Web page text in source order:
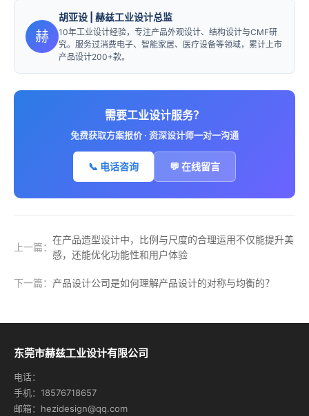
赫
胡亚设 | 赫兹工业设计总监
10年工业设计经验，专注产品外观设计、结构设计与CMF研
究。服务过消费电子、智能家居、医疗设备等领域，累计上市
产品设计200+款。
需要工业设计服务？
免费获取方案报价 · 资深设计师一对一沟通
📞 电话咨询 💬 在线留言
上一篇：
在产品造型设计中，比例与尺度的合理运用不仅能提升美
感，还能优化功能性和用户体验
下一篇： 产品设计公司是如何理解产品设计的对称与均衡的？
东莞市赫兹工业设计有限公司
电话：
手机：18576718657
邮箱：hezidesign@qq.com